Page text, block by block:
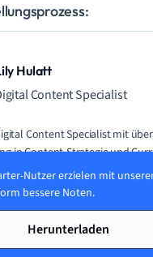
Hulatt
Content Specialist
Content Specialist mit
in Content-Strategie und
2022 ihren Doktortitel in
erhalten, dort auch im
Veröffentlichungen mitgewirkt.
Nutzer erzielen mit
bessere Noten.
Herunterladen